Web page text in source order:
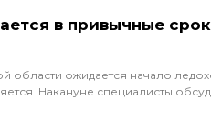
в привычные
области ожидается начало
Накануне специалисты